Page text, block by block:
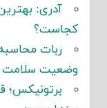
آدری:
کجاست؟
وضعیت سلامت
برتونیکس؛